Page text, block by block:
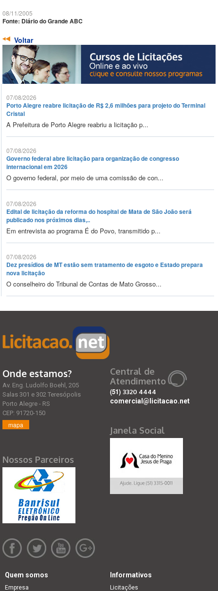
08/11/2005
Fonte: Diário do Grande ABC
Voltar
07/08/2026
Porto Alegre reabre licitação de R$ 2,6 milhões para projeto do Terminal
Cristal
A Prefeitura de Porto Alegre reabriu a licitação p...
07/08/2026
Governo federal abre licitação para organização de congresso
internacional em 2026
O governo federal, por meio de uma comissão de con...
07/08/2026
Edital de licitação da reforma do hospital de Mata de São João será
publicado nos próximos dias,..
Em entrevista ao programa É do Povo, transmitido p...
07/08/2026
Dez presídios de MT estão sem tratamento de esgoto e Estado prepara
nova licitação
O conselheiro do Tribunal de Contas de Mato Grosso...
Onde estamos?
Av. Eng. Ludolfo Boehl, 205
Salas 301 e 302 Teresópolis
Porto Alegre - RS
CEP: 91720-150
mapa
Nossos Parceiros
Central de
Atendimento
(51) 3320 4444
comercial@licitacao.net
Janela Social
Quem somos
Empresa
Informativos
Licitações